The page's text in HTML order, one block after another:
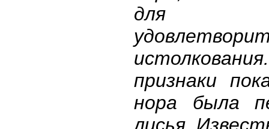
для
признаки
нора была